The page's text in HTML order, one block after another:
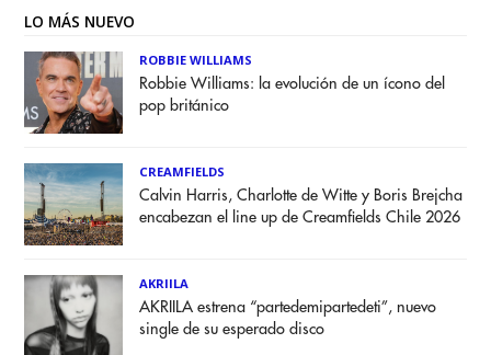
LO MÁS NUEVO
ROBBIE WILLIAMS
Robbie Williams: la evolución de un ícono del
pop británico
CREAMFIELDS
Calvin Harris, Charlotte de Witte y Boris Brejcha
encabezan el line up de Creamfields Chile 2026
AKRIILA
AKRIILA estrena “partedemipartedeti”, nuevo
single de su esperado disco